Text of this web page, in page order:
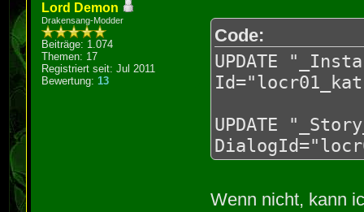
Lord Demon
Drakensang-Modder
Beiträge: 1.074
Themen: 17
Registriert seit: Jul 2011
Bewertung:13
Code:
UPDATE
UPDATE
Wenn nicht, kann